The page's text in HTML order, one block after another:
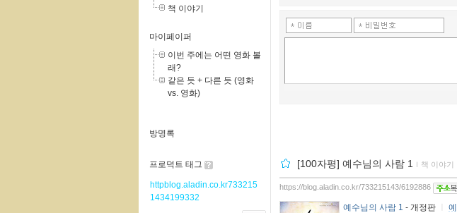
책 이야기
마이페이퍼
이번 주에는 어떤 영화 볼
래?
같은 듯 + 다른 듯 (영화
vs. 영화)
방명록
프로덕트 태그
httpblog.aladin.co.kr733215
1434199332
[100자평] 예수님의 사람 1 ｌ 책 이야기
https://blog.aladin.co.kr/733215143/6192886
예수님의 사람 1 - 개정판